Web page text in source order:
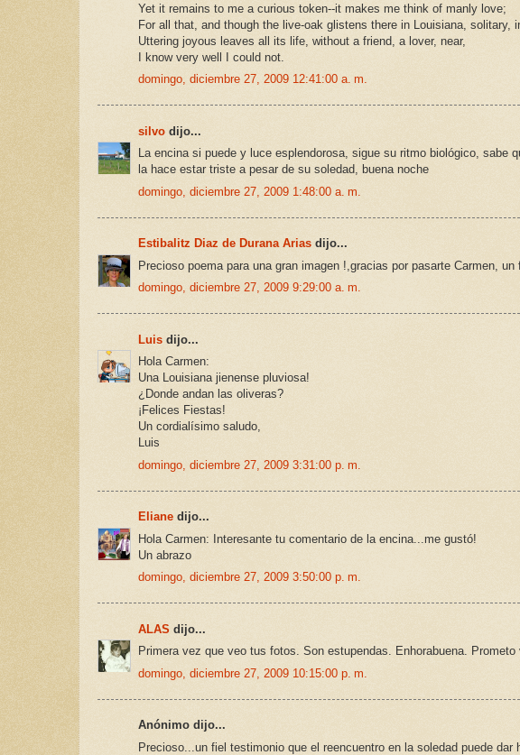
Yet it remains to me a curious token--it makes me think of manly love;
For all that, and though the live-oak glistens there in Louisiana, solitary,
Uttering joyous leaves all its life, without a friend, a lover, near,
I know very well I could not.
domingo, diciembre 27, 2009 12:41:00 a. m.
silvo dijo...
La encina si puede y luce esplendorosa, sigue su ritmo biológico, sabe
la hace estar triste a pesar de su soledad, buena noche
domingo, diciembre 27, 2009 1:48:00 a. m.
Estibalitz Diaz de Durana Arias dijo...
Precioso poema para una gran imagen !,gracias por pasarte Carmen, un
domingo, diciembre 27, 2009 9:29:00 a. m.
Luis dijo...
Hola Carmen:
Una Louisiana jienense pluviosa!
¿Donde andan las oliveras?
¡Felices Fiestas!
Un cordialísimo saludo,
Luis
domingo, diciembre 27, 2009 3:31:00 p. m.
Eliane dijo...
Hola Carmen: Interesante tu comentario de la encina...me gustó!
Un abrazo
domingo, diciembre 27, 2009 3:50:00 p. m.
ALAS dijo...
Primera vez que veo tus fotos. Son estupendas. Enhorabuena.
domingo, diciembre 27, 2009 10:15:00 p. m.
Anónimo dijo...
Precioso...un fiel testimonio que el reencuentro en la soledad puede